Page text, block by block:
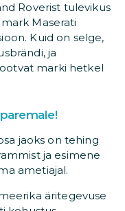
Roverist tulevikus
Maserati
Kuid on selge,
ja
marki hetkel
jaoks on tehing
ja esimene
ametiajal.
äritegevuse